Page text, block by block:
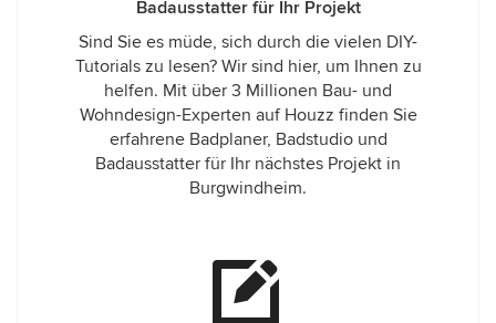
Badausstatter für Ihr Projekt
Sind Sie es müde, sich durch die vielen DIY-
Tutorials zu lesen? Wir sind hier, um Ihnen zu
helfen. Mit über 3 Millionen Bau- und
Wohndesign-Experten auf Houzz finden Sie
erfahrene Badplaner, Badstudio und
Badausstatter für Ihr nächstes Projekt in
Burgwindheim.